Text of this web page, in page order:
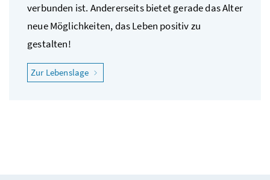
verbunden ist. Andererseits bietet gerade das Alter
neue Möglichkeiten, das Leben positiv zu
gestalten!
Zur Lebenslage "Ich möchte gesund älter werden"